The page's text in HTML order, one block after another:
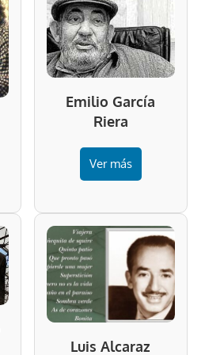
Emilio García
Riera
Ver más
Luis Alcaraz